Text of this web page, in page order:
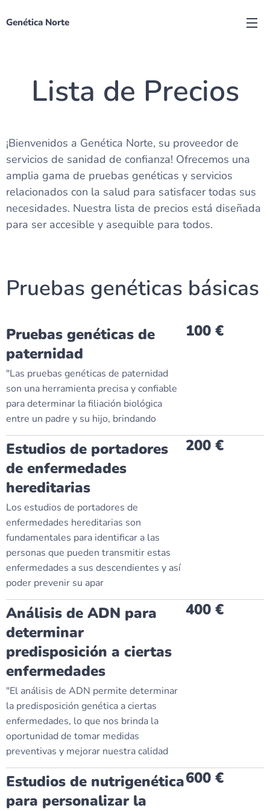
Genética Norte
Lista de Precios
¡Bienvenidos a Genética Norte, su proveedor de
servicios de sanidad de confianza! Ofrecemos una
amplia gama de pruebas genéticas y servicios
relacionados con la salud para satisfacer todas sus
necesidades. Nuestra lista de precios está diseñada
para ser accesible y asequible para todos.
Pruebas genéticas básicas
Pruebas genéticas de
paternidad
"Las pruebas genéticas de paternidad
son una herramienta precisa y confiable
para determinar la filiación biológica
entre un padre y su hijo, brindando
100 €
Estudios de portadores
de enfermedades
hereditarias
Los estudios de portadores de
enfermedades hereditarias son
fundamentales para identificar a las
personas que pueden transmitir estas
enfermedades a sus descendientes y así
poder prevenir su apar
200 €
Análisis de ADN para
determinar
predisposición a ciertas
enfermedades
"El análisis de ADN permite determinar
la predisposición genética a ciertas
enfermedades, lo que nos brinda la
oportunidad de tomar medidas
preventivas y mejorar nuestra calidad
400 €
Estudios de nutrigenética
para personalizar la
600 €